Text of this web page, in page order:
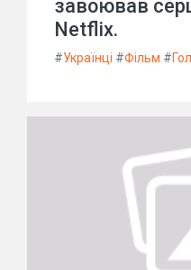
завоював
Netflix.
#Українці #Фільм #